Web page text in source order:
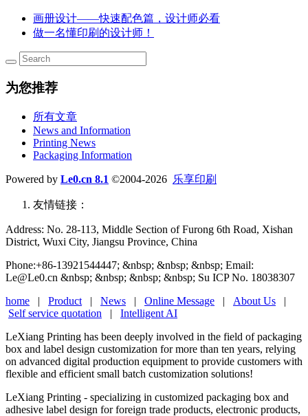
画册设计——快速配色篇，设计师必看
做一名懂印刷的设计师！
为您推荐
所有文章
News and Information
Printing News
Packaging Information
Powered by Le0.cn 8.1 ©2004-2026 乐享印刷
友情链接：
Address: No. 28-113, Middle Section of Furong 6th Road, Xishan
District, Wuxi City, Jiangsu Province, China
Phone:+86-13921544447; &nbsp; &nbsp; &nbsp; Email:
Le@Le0.cn &nbsp; &nbsp; &nbsp; &nbsp; Su ICP No. 18038307
home | Product | News | Online Message | About Us |
Self service quotation | Intelligent AI
LeXiang Printing has been deeply involved in the field of packaging
box and label design customization for more than ten years, relying
on advanced digital production equipment to provide customers with
flexible and efficient small batch customization solutions!
LeXiang Printing - specializing in customized packaging box and
adhesive label design for foreign trade products, electronic products,